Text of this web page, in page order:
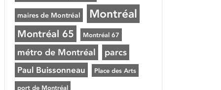
maires de Montréal Montréal
Montréal 65 Montréal 67
métro de Montréal parcs
Paul Buissonneau Place des Arts
port de Montréal